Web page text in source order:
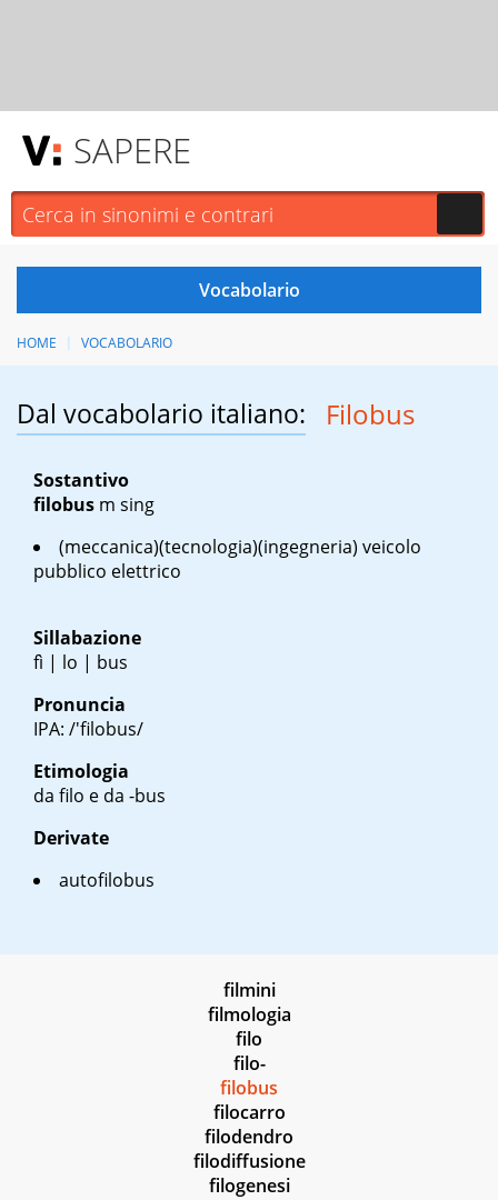
SAPERE
HOME VOCABOLARIO
Dal vocabolario italiano: Filobus
Sostantivo
filobus m sing
(meccanica)(tecnologia)(ingegneria) veicolo
pubblico elettrico
Sillabazione
fì | lo | bus
Pronuncia
IPA: /'filobus/
Etimologia
da filo e da -bus
Derivate
autofilobus
filmini
filmologia
filo
filo-
filobus
filocarro
filodendro
filodiffusione
filogenesi